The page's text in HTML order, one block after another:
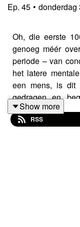
Ep. 45 • donderdag
Oh, die eerste
genoeg méér
periode – van
het latere
een mens, is dit
gedragen en
bewustwording te
de politiek. Maar
Show more
RSS